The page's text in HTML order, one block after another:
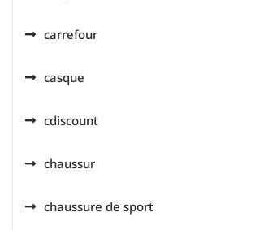
carrefour
casque
cdiscount
chaussur
chaussure de sport